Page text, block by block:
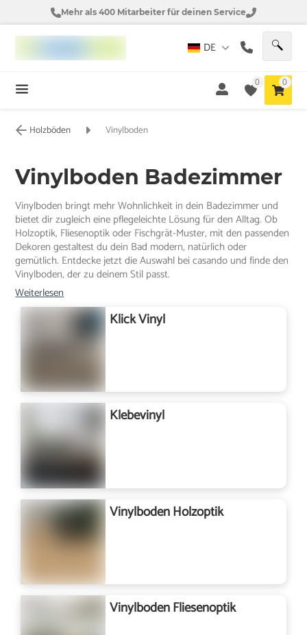
Mehr als 400 Mitarbeiter für deinen Service
DE
0 0
Holzböden Vinylboden
Vinylboden Badezimmer
Vinylboden bringt mehr Wohnlichkeit in dein Badezimmer und
bietet dir zugleich eine pflegeleichte Lösung für den Alltag. Ob
Holzoptik, Fliesenoptik oder Fischgrät-Muster, mit den passenden
Dekoren gestaltest du dein Bad modern, natürlich oder
gemütlich. Entdecke jetzt die Auswahl bei casando und finde den
Vinylboden, der zu deinem Stil passt.
Weiterlesen
Klick Vinyl
Klebevinyl
Vinylboden Holzoptik
Vinylboden Fliesenoptik